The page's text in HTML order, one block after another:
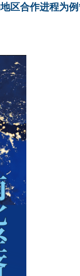
区合作进程为